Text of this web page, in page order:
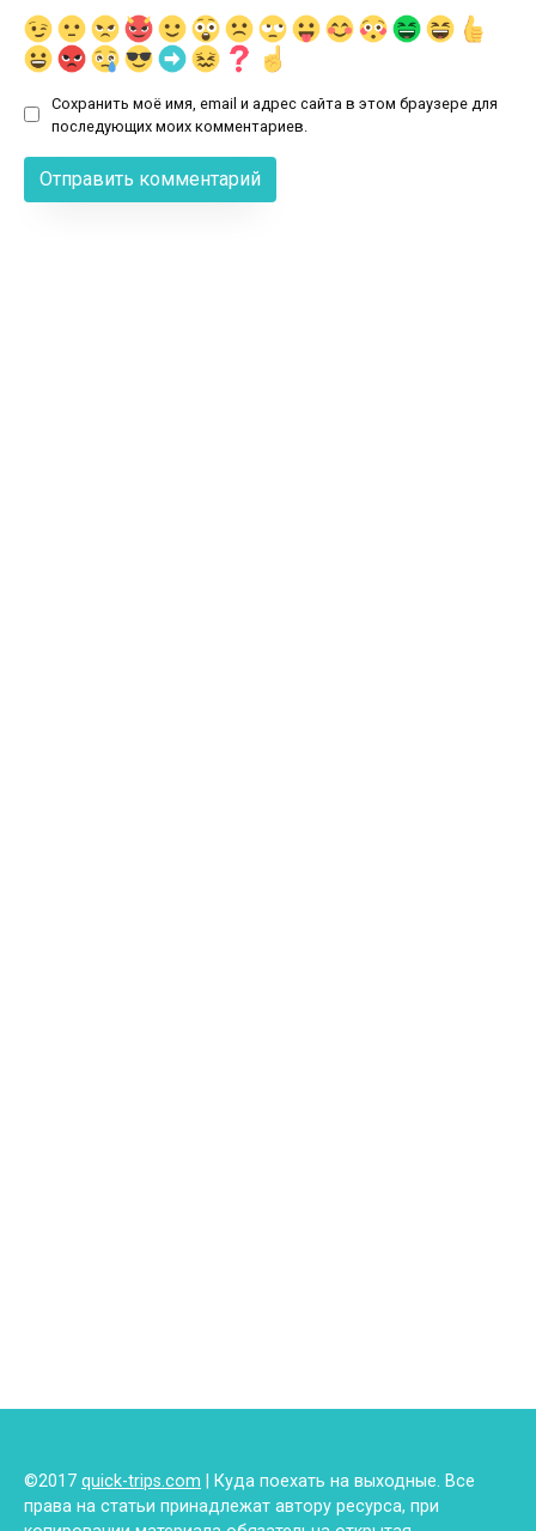
Сохранить моё имя, email и адрес сайта в этом браузере для
последующих моих комментариев.
©2017 quick-trips.com | Куда поехать на выходные. Все
права на статьи принадлежат автору ресурса, при